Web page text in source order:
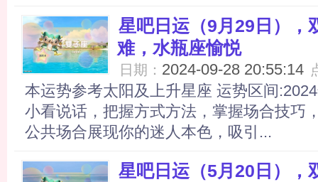
星吧日运（9月29日），
难，水瓶座愉悦
日期： 2024-09-28 20:55:14
本运势参考太阳及上升星座 运势区间
小看说话，把握方式方法，掌握场合技巧
公共场合展现你的迷人本色，吸引...
星吧日运（5月20日），